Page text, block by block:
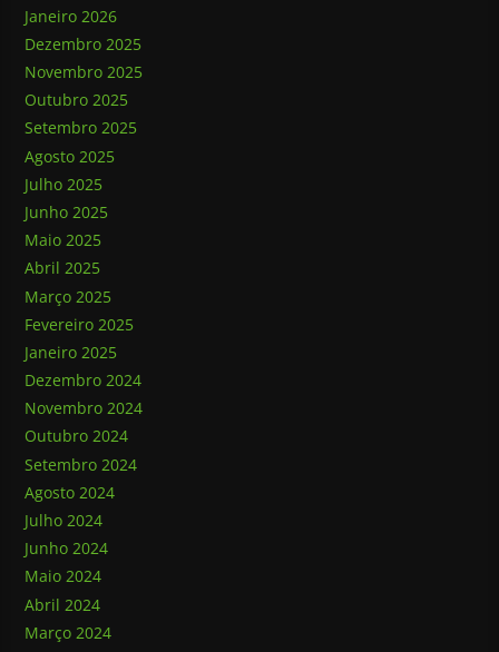
Janeiro 2026
Dezembro 2025
Novembro 2025
Outubro 2025
Setembro 2025
Agosto 2025
Julho 2025
Junho 2025
Maio 2025
Abril 2025
Março 2025
Fevereiro 2025
Janeiro 2025
Dezembro 2024
Novembro 2024
Outubro 2024
Setembro 2024
Agosto 2024
Julho 2024
Junho 2024
Maio 2024
Abril 2024
Março 2024